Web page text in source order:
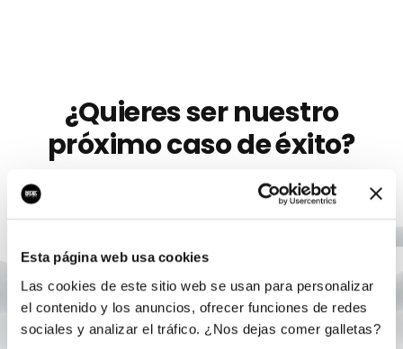
Esta página web usa cookies
Las cookies de este sitio web se usan para personalizar
el contenido y los anuncios, ofrecer funciones de redes
sociales y analizar el tráfico. ¿Nos dejas comer galletas?
¿Quieres ser nuestro
próximo caso de éxito?
Llevamos más de 10 años ayudando amarcas
como
Xtricto
a crecer con marketing digital serio. Sin
Agendar auditoría gratis